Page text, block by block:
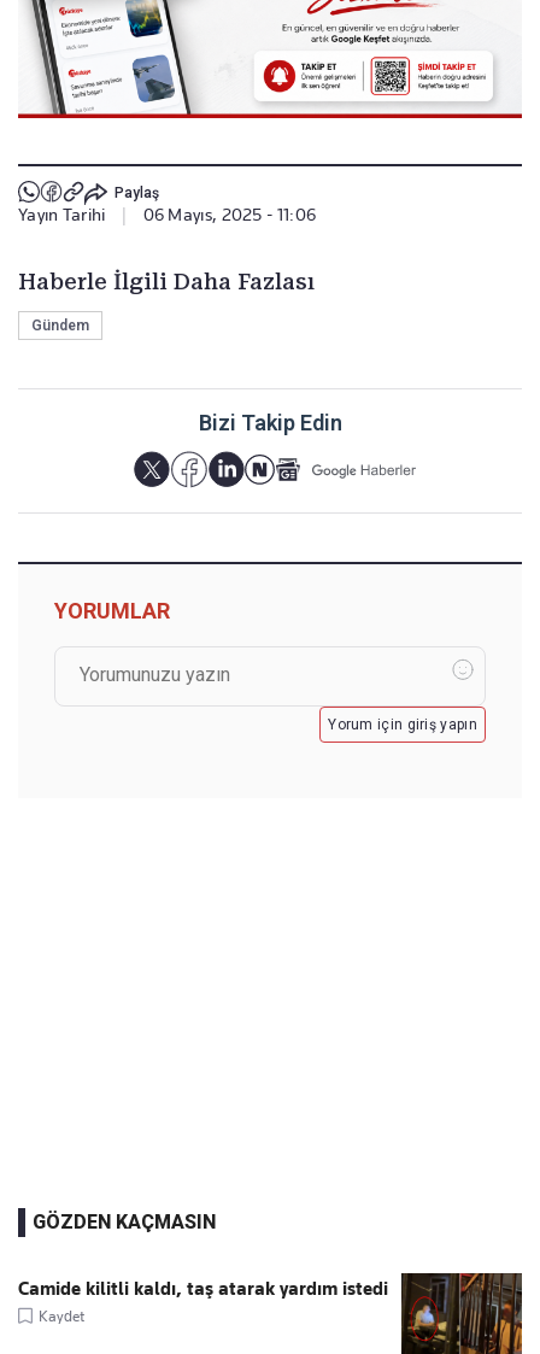
Paylaş
Yayın Tarihi 06 Mayıs, 2025 - 11:06
Haberle İlgili Daha Fazlası
Gündem
Bizi Takip Edin
YORUMLAR
Yorum için giriş yapın
GÖZDEN KAÇMASIN
Camide kilitli kaldı, taş atarak yardım istedi
Kaydet